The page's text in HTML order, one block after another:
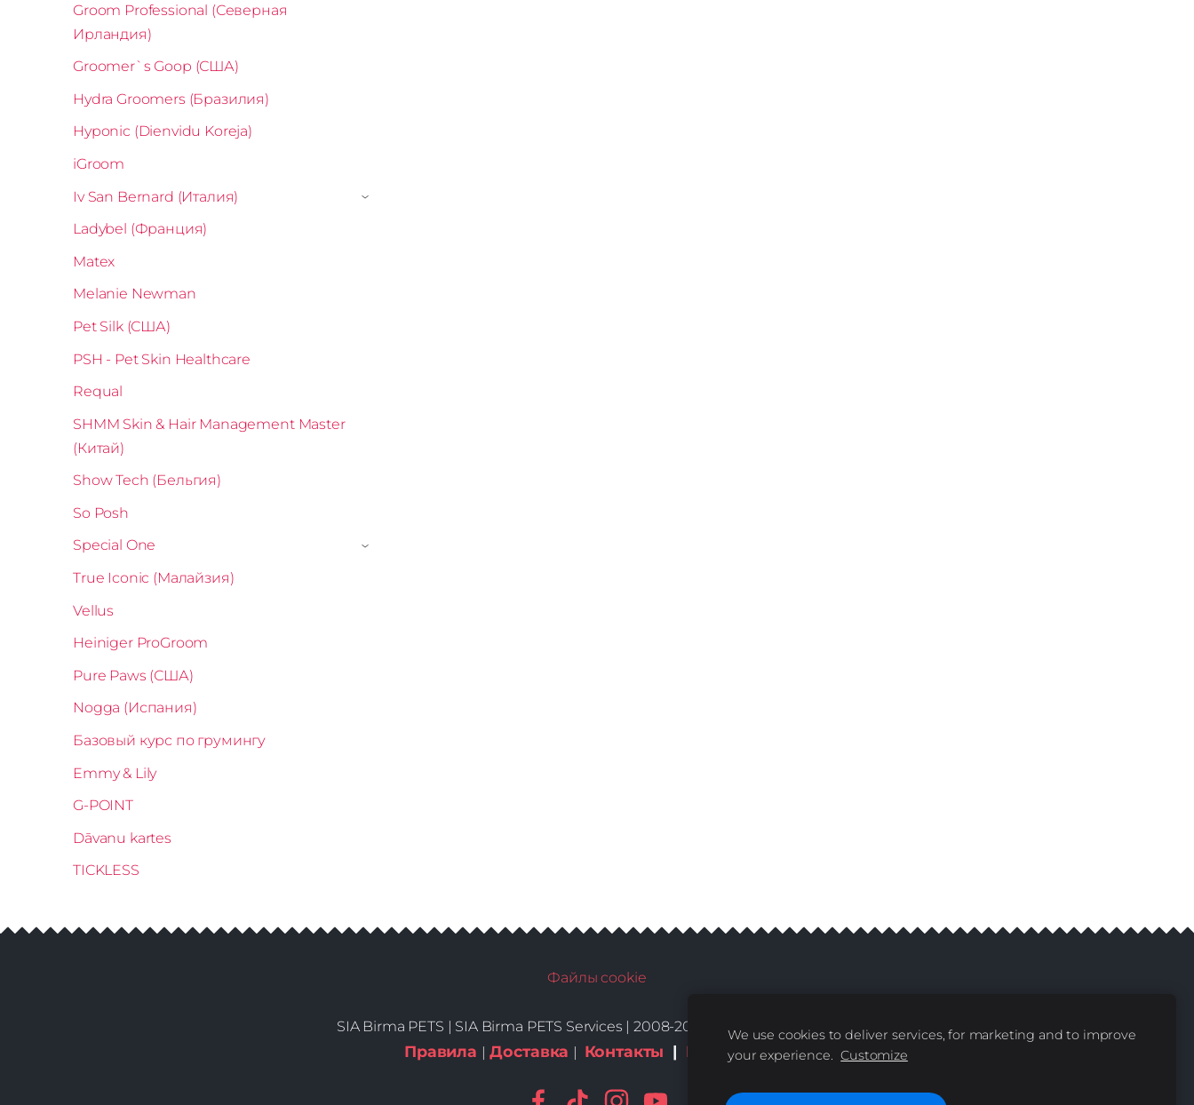
Groom Professional (Северная
Ирландия)
Groomer`s Goop (США)
Hydra Groomers (Бразилия)
Hyponic (Dienvidu Koreja)
iGroom
Iv San Bernard (Италия)
›
Ladybel (Франция)
Matex
Melanie Newman
Pet Silk (США)
PSH - Pet Skin Healthcare
Requal
SHMM Skin & Hair Management Master
(Китай)
Show Tech (Бельгия)
So Posh
Special One
›
True Iconic (Малайзия)
Vellus
Heiniger ProGroom
Pure Paws (США)
Nogga (Испания)
Базовый курс по грумингу
Emmy & Lily
G-POINT
Dāvanu kartes
TICKLESS
Файлы cookie
SIA Birma PETS | SIA Birma PETS Services | 2008-2026 | All Rights Reserved
Правила | Доставка | Контакты | Куки-файлы
We use cookies to deliver services, for marketing and to improve
your experience. Customize